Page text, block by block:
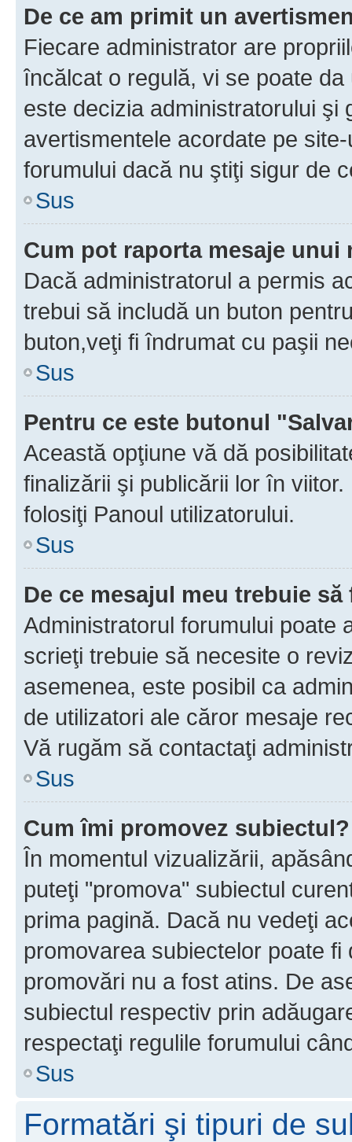
De ce am primit un
Fiecare administrator are
încălcat o regulă, vi se poate
este decizia administratorului şi
avertismentele acordate pe
forumului dacă nu ştiţi sigur de
Sus
Cum pot raporta mesaje unui
Dacă administratorul a permis
trebui să includă un buton
buton,veţi fi îndrumat cu paşii
Sus
Pentru ce este butonul
Această opţiune vă dă
finalizării şi publicării lor în
folosiţi Panoul utilizatorului.
Sus
De ce mesajul meu trebuie
Administratorul forumului poate
scrieţi trebuie să necesite o
asemenea, este posibil ca
de utilizatori ale căror mesaje
Vă rugăm să contactaţi
Sus
Cum îmi promovez subiectul?
În momentul vizualizării,
puteţi "promova" subiectul
prima pagină. Dacă nu vedeţi
promovarea subiectelor poate
promovări nu a fost atins. De
subiectul respectiv prin
respectaţi regulile forumului
Sus
Formatări şi tipuri de